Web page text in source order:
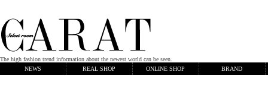
The high fashion trend information about the newest world can be seen.
NEWS
REAL SHOP ONLINE SHOP BRAND